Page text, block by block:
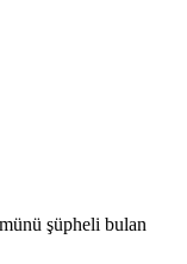
şüpheli bulan